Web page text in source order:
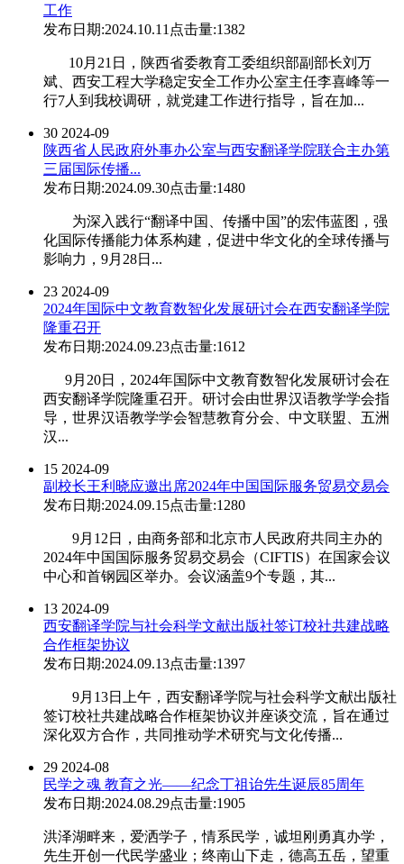
工作
发布日期:2024.10.11 点击量:1382
10月21日，陕西省委教育工委组织部副部长刘万
斌、西安工程大学稳定安全工作办公室主任李喜峰等一
行7人到我校调研，就党建工作进行指导，旨在加...
30 2024-09
陕西省人民政府外事办公室与西安翻译学院联合主办第
三届国际传播...
发布日期:2024.09.30点击量:1480
为深入践行“翻译中国、传播中国”的宏伟蓝图，强
化国际传播能力体系构建，促进中华文化的全球传播与
影响力，9月28日...
23 2024-09
2024年国际中文教育数智化发展研讨会在西安翻译学院
隆重召开
发布日期:2024.09.23点击量:1612
9月20日，2024年国际中文教育数智化发展研讨会在
西安翻译学院隆重召开。研讨会由世界汉语教学学会指
导，世界汉语教学学会智慧教育分会、中文联盟、五洲
汉...
15 2024-09
副校长王利晓应邀出席2024年中国国际服务贸易交易会
发布日期:2024.09.15点击量:1280
9月12日，由商务部和北京市人民政府共同主办的
2024年中国国际服务贸易交易会（CIFTIS）在国家会议
中心和首钢园区举办。会议涵盖9个专题，其...
13 2024-09
西安翻译学院与社会科学文献出版社签订校社共建战略
合作框架协议
发布日期:2024.09.13点击量:1397
9月13日上午，西安翻译学院与社会科学文献出版社
签订校社共建战略合作框架协议并座谈交流，旨在通过
深化双方合作，共同推动学术研究与文化传播...
29 2024-08
民学之魂 教育之光——纪念丁祖诒先生诞辰85周年
发布日期:2024.08.29点击量:1905
洪泽湖畔来，爱洒学子，情系民学，诚坦刚勇真办学，
先生开创一代民学盛业；终南山下走，德高五岳，望重